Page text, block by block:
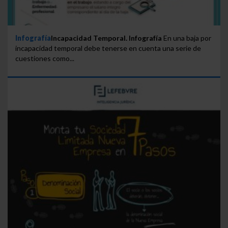
InfografíaIncapacidad Temporal. Infografía En una baja por
incapacidad temporal debe tenerse en cuenta una serie de
cuestiones como...